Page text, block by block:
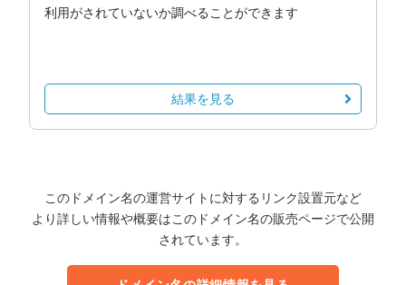
利用がされていないか調べることができます
結果を見る
このドメイン名の運営サイトに対するリンク設置元など
より詳しい情報や概要はこのドメイン名の販売ページで公開
されています。